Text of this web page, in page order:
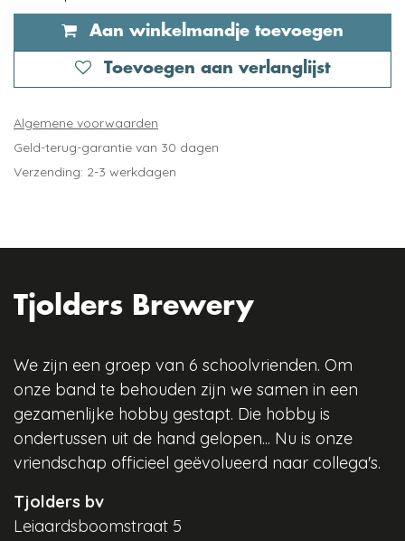
Aan winkelmandje toevoegen
Toevoegen aan verlanglijst
Algemene voorwaarden
Geld-terug-garantie van 30 dagen
Verzending: 2-3 werkdagen
Tjolders Brewery
We zijn een groep van 6 schoolvrienden. Om
onze band te behouden zijn we samen in een
gezamenlijke hobby gestapt. Die hobby is
ondertussen uit de hand gelopen... Nu is onze
vriendschap officieel geëvolueerd naar collega's.
Tjolders bv
Leiaardsboomstraat 5